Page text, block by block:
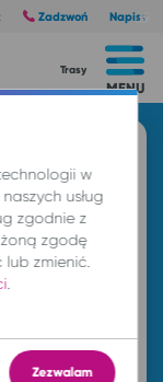
Zadzwoń Napisz
MENU
Trasy
-- : --
w
usług
zgodnie z
zgodę
zmienić.
Zezwalam